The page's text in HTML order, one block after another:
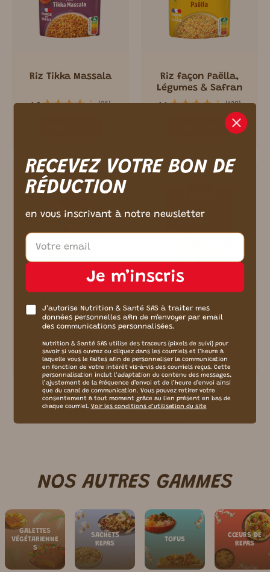
Riz Tikka Massala
4.2 (95)
Riz façon Paëlla,
Légumes & Safran
4.1 (128)
Lentilles cuisinées,
riz, soja
(185)
Découvrir
4
Découvrir
Afficher plus
NOS AUTRES GAMMES
GALETTES
VÉGÉTARIENNE
S
SACHETS
REPAS
TOFUS
CŒURS DE
REPAS
RECEVEZ VOTRE BON DE
RÉDUCTION
en vous inscrivant à notre newsletter
Je m’inscris
J’autorise Nutrition & Santé SAS à traiter mes
données personnelles afin de m’envoyer par email
des communications personnalisées.
Nutrition & Santé SAS utilise des traceurs (pixels de suivi) pour
savoir si vous ouvrez ou cliquez dans les courriels et l’heure à
laquelle vous le faites afin de personnaliser la communication
en fonction de votre intérêt vis-à-vis des courriels reçus. Cette
personnalisation inclut l’adaptation du contenu des messages,
l’ajustement de la fréquence d’envoi et de l’heure d’envoi ainsi
que du canal de communication. Vous pouvez retirer votre
consentement à tout moment grâce au lien présent en bas de
chaque courriel. Voir les conditions d’utilisation du site